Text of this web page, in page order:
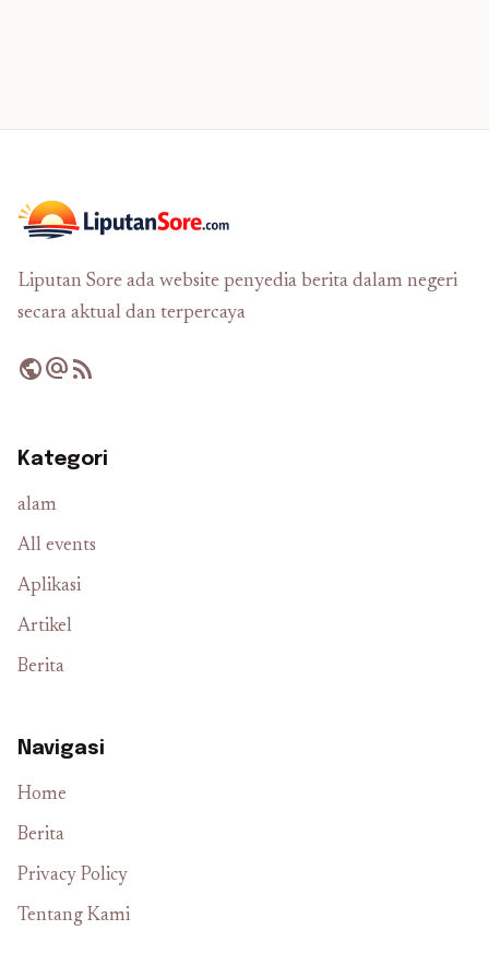
Liputan Sore ada website penyedia berita dalam negeri
secara aktual dan terpercaya
publicalternate_emailrss_feed
Kategori
alam
All events
Aplikasi
Artikel
Berita
Navigasi
Home
Berita
Privacy Policy
Tentang Kami